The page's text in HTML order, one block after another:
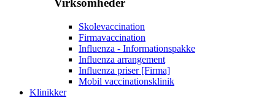
Virksomheder
Skolevaccination
Firmavaccination
Influenza - Informationspakke
Influenza arrangement
Influenza priser [Firma]
Mobil vaccinationsklinik
Klinikker